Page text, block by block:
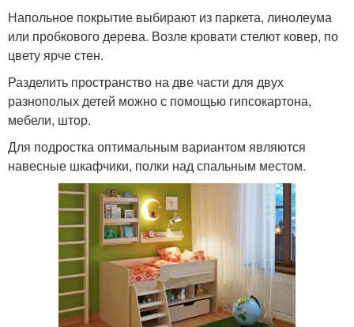
Напольное покрытие выбирают из паркета, линолеума
или пробкового дерева. Возле кровати стелют ковер, по
цвету ярче стен.
Разделить пространство на две части для двух
разнополых детей можно с помощью гипсокартона,
мебели, штор.
Для подростка оптимальным вариантом являются
навесные шкафчики, полки над спальным местом.